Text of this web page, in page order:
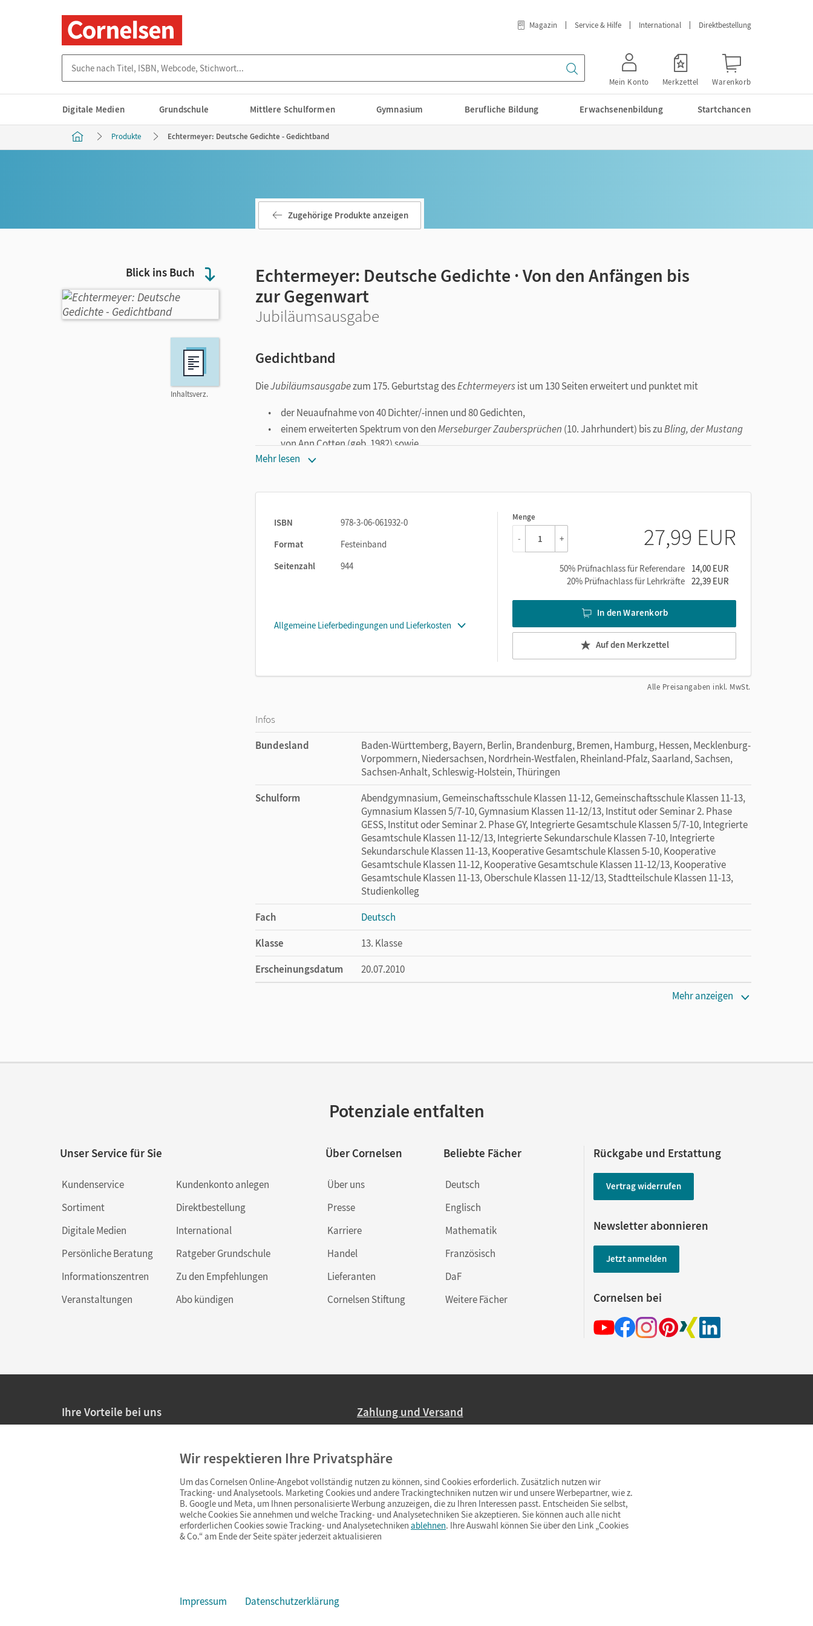
Magazin Service & Hilfe International Direktbestellung
Mein Konto Merkzettel Warenkorb
Digitale Medien Grundschule Mittlere Schulformen Gymnasium Berufliche Bildung Erwachsenenbildung Startchancen
Produkte Echtermeyer: Deutsche Gedichte - Gedichtband
Blick ins Buch
Inhaltsverz.
Zugehörige Produkte anzeigen
Echtermeyer: Deutsche Gedichte · Von den Anfängen bis
zur Gegenwart
Jubiläumsausgabe
Gedichtband
DieJubiläumsausgabezum 175. Geburtstag desEchtermeyersist um 130 Seiten erweitert und punktet mit
der Neuaufnahme von 40 Dichter/-innen und 80 Gedichten,
einem erweiterten Spektrum von denMerseburger Zaubersprüchen (10. Jahrhundert) bis zuBling, der Mustang
von Ann Cotten (geb. 1982) sowie
21 Faksimiles berühmter Dichterhandschriften und -typoskripte, u. a. von Goethe, Nietzsche und Nelly Sachs.
Mehr lesen
ISBN
978-3-06-061932-0
Format
Festeinband
Seitenzahl
944
Allgemeine Lieferbedingungen und Lieferkosten
Menge
1
- + 27,99 EUR
50% Prüfnachlass für Referendare
14,00 EUR
20% Prüfnachlass für Lehrkräfte 22,39 EUR
In den Warenkorb
Auf den Merkzettel
Alle Preisangaben inkl. MwSt.
Infos
Bundesland
Baden-Württemberg, Bayern, Berlin, Brandenburg, Bremen, Hamburg, Hessen, Mecklenburg-
Vorpommern, Niedersachsen, Nordrhein-Westfalen, Rheinland-Pfalz, Saarland, Sachsen,
Sachsen-Anhalt, Schleswig-Holstein, Thüringen
Schulform
Abendgymnasium, Gemeinschaftsschule Klassen 11-12, Gemeinschaftsschule Klassen 11-13,
Gymnasium Klassen 5/7-10, Gymnasium Klassen 11-12/13, Institut oder Seminar 2. Phase
GESS, Institut oder Seminar 2. Phase GY, Integrierte Gesamtschule Klassen 5/7-10, Integrierte
Gesamtschule Klassen 11-12/13, Integrierte Sekundarschule Klassen 7-10, Integrierte
Sekundarschule Klassen 11-13, Kooperative Gesamtschule Klassen 5-10, Kooperative
Gesamtschule Klassen 11-12, Kooperative Gesamtschule Klassen 11-12/13, Kooperative
Gesamtschule Klassen 11-13, Oberschule Klassen 11-12/13, Stadtteilschule Klassen 11-13,
Studienkolleg
Fach
Deutsch
Klasse
13. Klasse
Erscheinungsdatum
20.07.2010
Mehr anzeigen
Potenziale entfalten
Unser Service für Sie
Kundenservice
Sortiment
Digitale Medien
Persönliche Beratung
Informationszentren
Veranstaltungen
Kundenkonto anlegen
Direktbestellung
International
Ratgeber Grundschule
Zu den Empfehlungen
Abo kündigen
Über Cornelsen
Über uns
Presse
Karriere
Handel
Lieferanten
Cornelsen Stiftung
Beliebte Fächer
Deutsch
Englisch
Mathematik
Französisch
DaF
Weitere Fächer
Rückgabe und Erstattung
Vertrag widerrufen
Newsletter abonnieren
Jetzt anmelden
Cornelsen bei
Ihre Vorteile bei uns
Persönliche Angebote für Lehrkräfte
Sicheres Einkaufen mit SSL-Verschlüsselung
Widerrufsfristvon 4 Wochen
Schnelle und einfache Retourenabwicklung
Zahlung und Versand
Ab 59,– EUR Bestellwert liefern wir versandkostenfrei innerhalb Deutschlands
(Lieferung in 3–6 Tagen).
Barrierefreiheit Cookies & Co.
Wir respektieren Ihre Privatsphäre
Um das Cornelsen Online-Angebot vollständig nutzen zu können, sind Cookies erforderlich. Zusätzlich nutzen wir
Tracking- und Analysetools. Marketing Cookies und andere Trackingtechniken nutzen wir und unsere Werbepartner, wie z.
B. Google und Meta, um Ihnen personalisierte Werbung anzuzeigen, die zu Ihren Interessen passt. Entscheiden Sie selbst,
welche Cookies Sie annehmen und welche Tracking- und Analysetechniken Sie akzeptieren. Sie können auch alle nicht
erforderlichen Cookies sowie Tracking- und Analysetechniken ablehnen. Ihre Auswahl können Sie über den Link „Cookies
& Co.“ am Ende der Seite später jederzeit aktualisieren
Impressum Datenschutzerklärung